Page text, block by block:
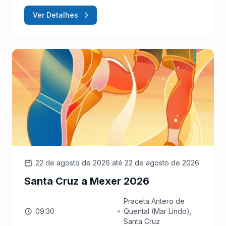
Ver Detalhes
22 de agosto de 2026 até 22 de agosto de 2026
Santa Cruz a Mexer 2026
09:30
Praceta Antero de
Quental (Mar Lindo),
Santa Cruz